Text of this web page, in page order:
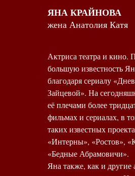
ЯНА КРАЙНОВА
жена Анатолия Катя
Актриса театра и кино.
большую известность
благодаря сериалу
Зайцевой». На
её плечами более
фильмах и сериалах, в
таких известных
«Интерны», «Ростов»,
«Бедные Абрамовичи».
Яна также, как и другие